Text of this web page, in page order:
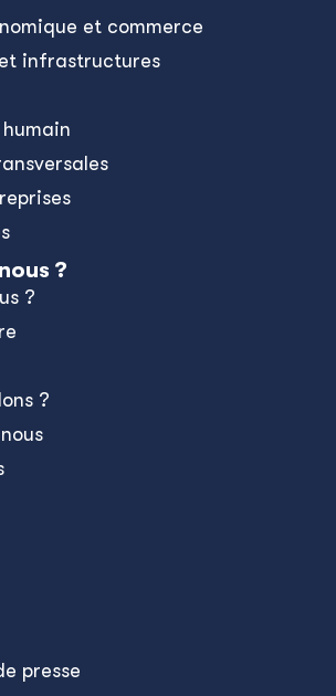
et commerce
infrastructures
?
?
?
presse